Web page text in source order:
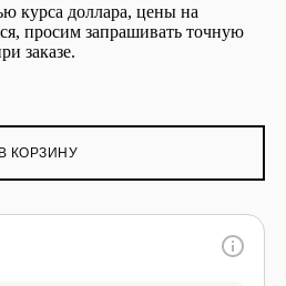
курса доллара, цены на
просим запрашивать точную
заказе.
В КОРЗИНУ